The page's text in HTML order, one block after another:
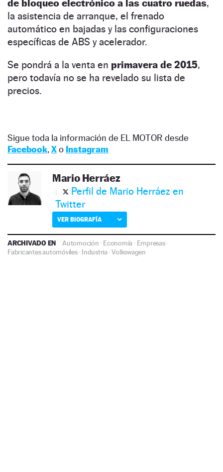
de bloqueo electrónico a las cuatro ruedas,
la asistencia de arranque, el frenado
automático en bajadas y las configuraciones
específicas de ABS y acelerador.
Se pondrá a la venta en primavera de 2015,
pero todavía no se ha revelado su lista de
precios.
Sigue toda la información de EL MOTOR desde
Facebook, Xo Instagram
Mario Herráez
Perfil de Mario Herráez en
Twitter
VER BIOGRAFÍA
ARCHIVADO EN Automoción · Economía · Empresas·
Fabricantes automóviles· Industria·Volkswagen